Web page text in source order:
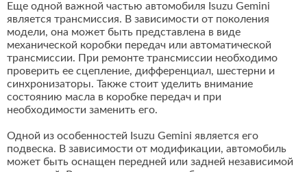
Еще одной важной частью автомобиля Isuzu Gemini
является трансмиссия. В зависимости от поколения
модели, она может быть представлена в виде
механической коробки передач или автоматической
трансмиссии. При ремонте трансмиссии необходимо
проверить ее сцепление, дифференциал, шестерни и
синхронизаторы. Также стоит уделить внимание
состоянию масла в коробке передач и при
необходимости заменить его.
Одной из особенностей Isuzu Gemini является его
подвеска. В зависимости от модификации, автомобиль
может быть оснащен передней или задней независимой